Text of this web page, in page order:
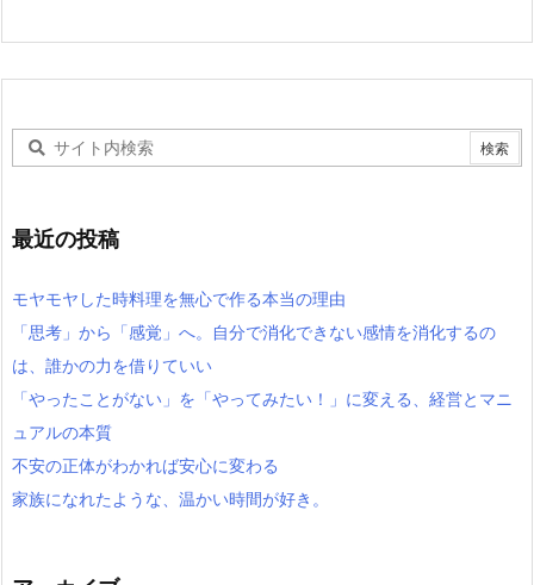
最近の投稿
モヤモヤした時料理を無心で作る本当の理由
「思考」から「感覚」へ。自分で消化できない感情を消化するの
は、誰かの力を借りていい
「やったことがない」を「やってみたい！」に変える、経営とマニ
ュアルの本質
不安の正体がわかれば安心に変わる
家族になれたような、温かい時間が好き。